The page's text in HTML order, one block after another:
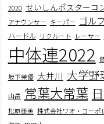
2020 せいしんポスターコ
アナウンサー キーパー ゴルフ
ハードル リクルート レーサー
中体連2022
坂下茉優 大井川 大学野
山岳 常葉大常葉
松原亜美 株式会社ワオ・コーポ